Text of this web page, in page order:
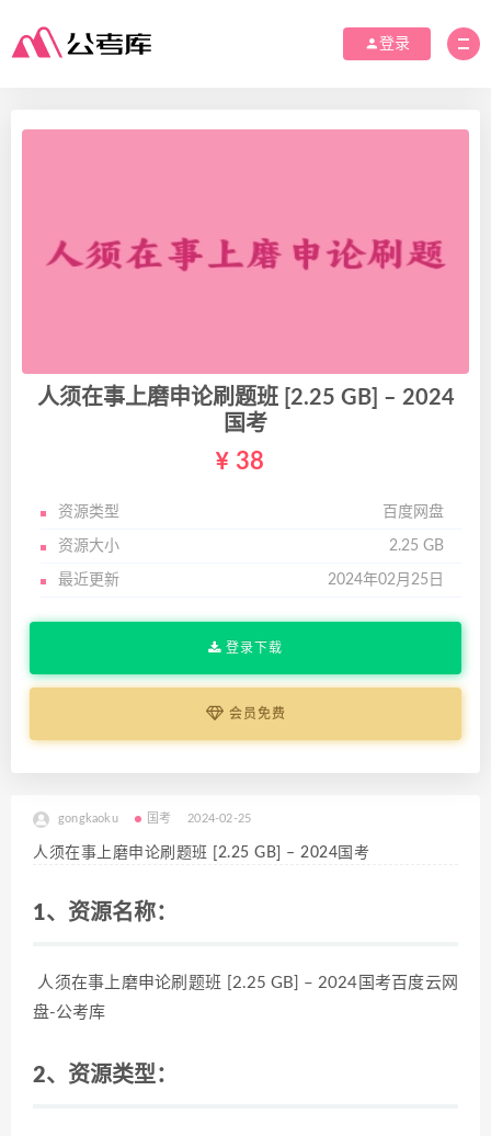
登录
人须在事上磨申论刷题班 [2.25 GB] – 2024
国考
38
资源类型 百度网盘
资源大小 2.25 GB
最近更新 2024年02月25日
登录下载
会员免费
gongkaoku 国考 2024-02-25
人须在事上磨申论刷题班 [2.25 GB] – 2024国考
1、资源名称：
人须在事上磨申论刷题班 [2.25 GB] – 2024国考百度云网
盘-公考库
2、资源类型：